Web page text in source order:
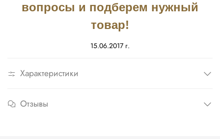
вопросы и подберем нужный
товар!
15.06.2017 г.
Характеристики
Отзывы